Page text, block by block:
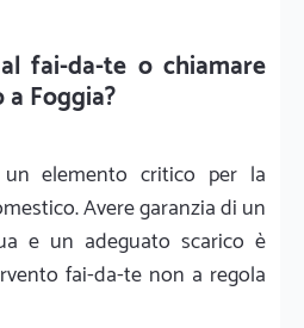
fai-da-te o chiamare
Foggia?
elemento critico per la
Avere garanzia di un
e un adeguato scarico è
fai-da-te non a regola